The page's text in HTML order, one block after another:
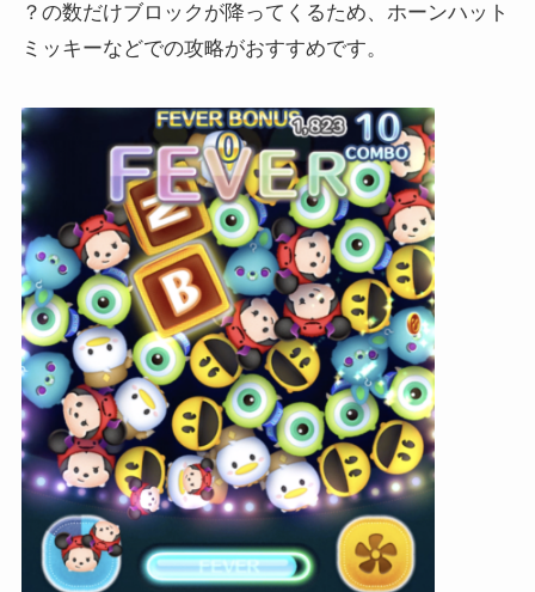
？の数だけブロックが降ってくるため、ホーンハット
ミッキーなどでの攻略がおすすめです。